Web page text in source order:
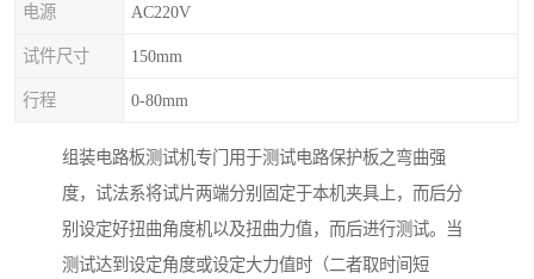
电源 AC220V
试件尺寸 150mm
行程 0-80mm
组装电路板测试机专门用于测试电路保护板之弯曲强
度，试法系将试片两端分别固定于本机夹具上，而后分
别设定好扭曲角度机以及扭曲力值，而后进行测试。当
测试达到设定角度或设定大力值时（二者取时间短